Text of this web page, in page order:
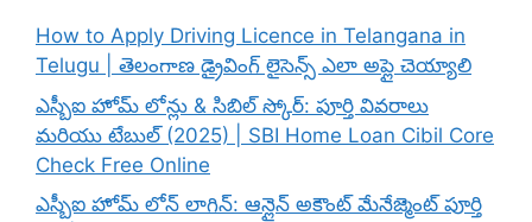
How to Apply Driving Licence in Telangana in
Telugu | తెలంగాణ డ్రైవింగ్ లైసెన్స్ ఎలా అప్లై చెయ్యాలి
ఎస్బీఐ హోమ్ లోన్లు & సిబిల్ స్కోర్: పూర్తి వివరాలు
మరియు టేబుల్ (2025) | SBI Home Loan Cibil Core
Check Free Online
ఎస్బీఐ హోమ్ లోన్ లాగిన్: ఆన్లైన్ అకౌంట్ మేనేజ్మెంట్ పూర్తి